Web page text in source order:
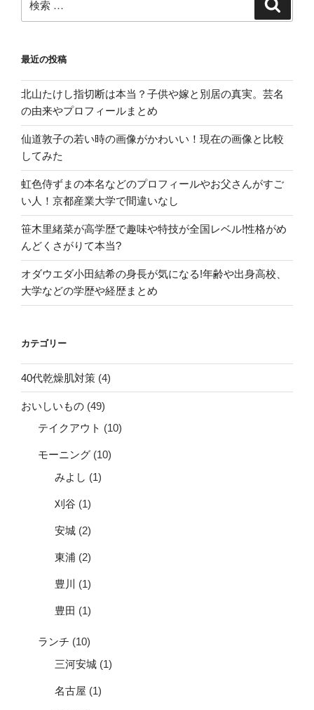
索:
最近の投稿
北山たけし指切断は本当？子供や嫁と別居の真実。芸名
の由来やプロフィールまとめ
仙道敦子の若い時の画像がかわいい！現在の画像と比較
してみた
虹色侍ずまの本名などのプロフィールやお父さんがすご
い人！京都産業大学で間違いなし
笹木里緒菜が高学歴で趣味や特技が全国レベル!性格がめ
んどくさがりて本当?
オダウエダ小田結希の身長が気になる!年齢や出身高校、
大学などの学歴や経歴まとめ
カテゴリー
40代乾燥肌対策 (4)
おいしいもの (49)
テイクアウト (10)
モーニング (10)
みよし (1)
刈谷 (1)
安城 (2)
東浦 (2)
豊川 (1)
豊田 (1)
ランチ (10)
三河安城 (1)
名古屋 (1)